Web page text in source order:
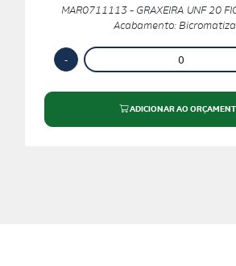
MAR0711113 - GRAXEIRA UNF 20
Acabamento:
ADICIONAR AO